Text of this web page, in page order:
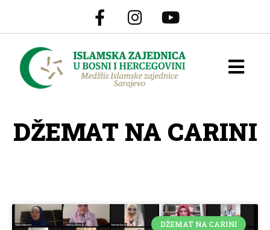
DŽEMAT NA CARINI
DŽEMAT NA CARINI